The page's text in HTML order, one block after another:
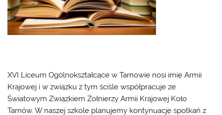
XVI Liceum Ogólnokształcące w Tarnowie nosi imię Armii
Krajowej i w związku z tym ściśle współpracuje ze
Światowym Związkiem Żołnierzy Armii Krajowej Koło
Tarnów. W naszej szkole planujemy kontynuację spotkań z